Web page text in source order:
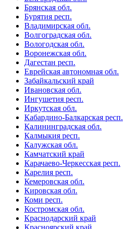
Брянская обл.
Бурятия респ.
Владимирская обл.
Волгоградская обл.
Вологодская обл.
Воронежская обл.
Дагестан респ.
Еврейская автономная обл.
Забайкальский край
Ивановская обл.
Ингушетия респ.
Иркутская обл.
Кабардино-Балкарская респ.
Калининградская обл.
Калмыкия респ.
Калужская обл.
Камчатский край
Карачаево-Черкесская респ.
Карелия респ.
Кемеровская обл.
Кировская обл.
Коми респ.
Костромская обл.
Краснодарский край
Красноярский край